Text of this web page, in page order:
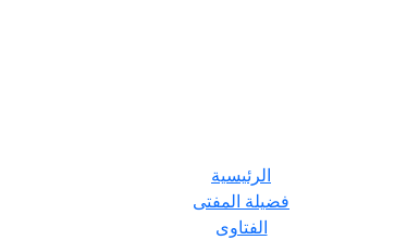
الرئيسية
فضيلة المفتى
الفتاوى